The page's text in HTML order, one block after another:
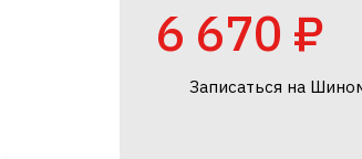
6 670 ₽
Записаться на